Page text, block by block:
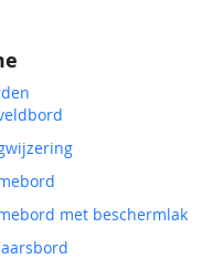
met beschermlak